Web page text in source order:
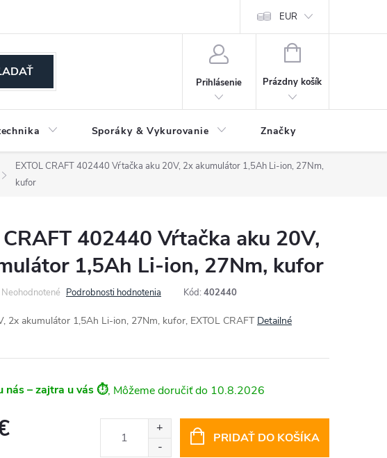
Reklamačný formulár
EUR
Prihlásenie
NÁKUPNÝ
Prázdny košík
Sporáky & Vykurovanie Značky
EXTOL CRAFT 402440 Vŕtačka aku 20V, 2x akumulátor 1,5Ah Li-ion, 27Nm,
kufor
CRAFT 402440 Vŕtačka aku 20V,
1,5Ah Li-ion, 27Nm, kufor
Neohodnotené Podrobnosti hodnotenia Kód: 402440
2x akumulátor 1,5Ah Li-ion, 27Nm, kufor, EXTOL CRAFT Detailné
nás – zajtra u vás ⏱️ 10.8.2026
PRIDAŤ DO KOŠÍKA